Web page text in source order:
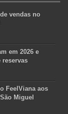
vendas no
em 2026 e
reservas
FeelViana aos
Miguel